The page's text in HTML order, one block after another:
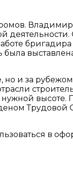
бригадира
и за
высоте.
Трудовой
в